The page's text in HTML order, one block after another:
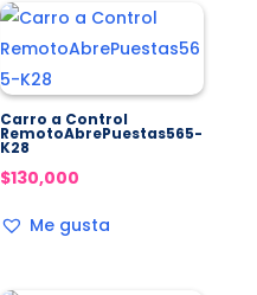
Carro a Control
RemotoAbrePuestas565-
K28
$130,000
Me gusta